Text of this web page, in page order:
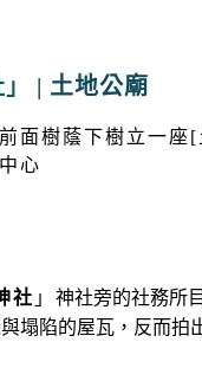
| 土地公廟
前面樹蔭下樹立一座
心
社 」 神社旁的社務所
塌陷的屋瓦，反而拍